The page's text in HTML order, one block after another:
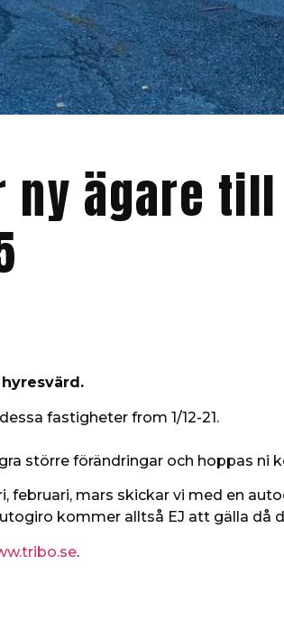
ägare till
fastigheter from 1/12-21.
större förändringar och hoppas
februari, mars skickar vi med en
kommer alltså EJ att gälla då
.